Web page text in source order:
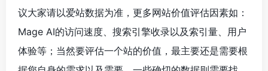
议大家请以爱站数据为准，更多网站价值评估因素如：
Mage AI的访问速度、搜索引擎收录以及索引量、用户
体验等；当然要评估一个站的价值，最主要还是需要根